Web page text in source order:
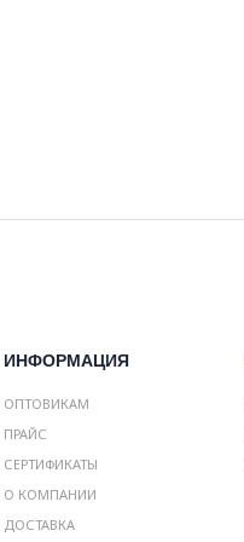
ИНФОРМАЦИЯ
ОПТОВИКАМ
ПРАЙС
СЕРТИФИКАТЫ
О КОМПАНИИ
ДОСТАВКА